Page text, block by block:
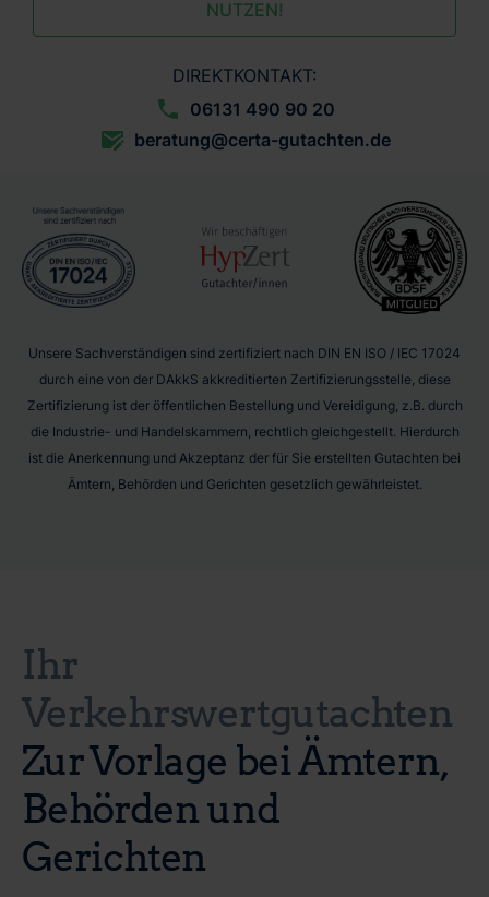
NUTZEN!
DIREKTKONTAKT:
06131 490 90 20
beratung@certa-gutachten.de
Unsere Sachverständigen sind zertifiziert nach DIN EN ISO / IEC 17024
durch eine von der DAkkS akkreditierten Zertifizierungsstelle, diese
Zertifizierung ist der öffentlichen Bestellung und Vereidigung, z.B. durch
die Industrie- und Handelskammern, rechtlich gleichgestellt. Hierdurch
ist die Anerkennung und Akzeptanz der für Sie erstellten Gutachten bei
Ämtern, Behörden und Gerichten gesetzlich gewährleistet.
Ihr
Verkehrswertgutachten
Zur Vorlage bei Ämtern,
Behörden und
Gerichten